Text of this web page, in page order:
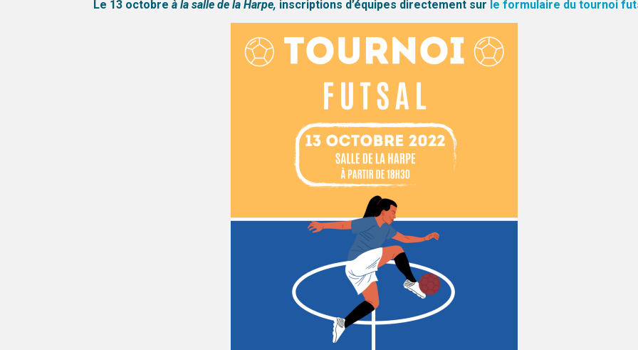
Le 13 octobre à la salle de la Harpe, inscriptions d’équipes directement sur le formulaire du tournoi